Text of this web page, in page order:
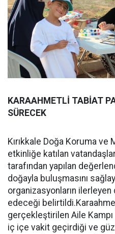
KARAAHMETLİ TABİAT
SÜRECEK
Kırıkkale Doğa Koruma
etkinliğe katılan
tarafından yapılan
doğayla buluşmasını
organizasyonların
edeceği
gerçekleştirilen Aile
iç içe vakit geçirdiği ve